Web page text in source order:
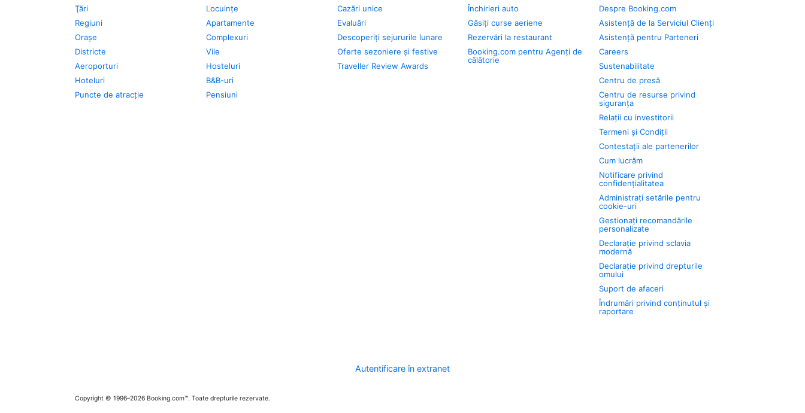
Ţări
Regiuni
Oraşe
Districte
Aeroporturi
Hoteluri
Puncte de atracţie
Locuințe
Apartamente
Complexuri
Vile
Hosteluri
B&B-uri
Pensiuni
Cazări unice
Evaluări
Descoperiți sejururile lunare
Oferte sezoniere și festive
Traveller Review Awards
Închirieri auto
Găsiți curse aeriene
Rezervări la restaurant
Booking.com pentru Agenți de
călătorie
Despre Booking.com
Asistență de la Serviciul Clienți
Asistență pentru Parteneri
Careers
Sustenabilitate
Centru de presă
Centru de resurse privind
siguranța
Relații cu investitorii
Termeni și Condiții
Contestații ale partenerilor
Cum lucrăm
Notificare privind
confidențialitatea
Administrați setările pentru
cookie-uri
Gestionați recomandările
personalizate
Declarație privind sclavia
modernă
Declarație privind drepturile
omului
Suport de afaceri
Îndrumări privind conținutul și
raportare
Autentificare în extranet
Copyright © 1996–2026 Booking.com™. Toate drepturile rezervate.